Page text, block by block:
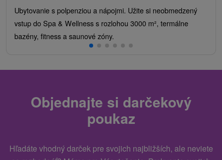
Ubytovanie s polpenziou a nápojmi. Užite si neobmedzený
vstup do Spa & Wellness s rozlohou 3000 m², termálne
bazény, fitness a saunové zóny.
Objednajte si darčekový
poukaz
Hľadáte vhodný darček pre svojich najbližších, ale neviete